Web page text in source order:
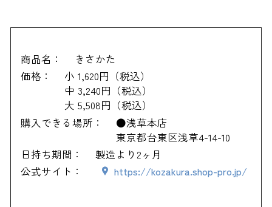
商品名：
きさかた
価格：
小 1,620円（税込）
中 3,240円（税込）
大 5,508円（税込）
購入できる場所：
●浅草本店
東京都台東区浅草4-14-10
日持ち期間：
製造より2ヶ月
公式サイト：
https://kozakura.shop-pro.jp/